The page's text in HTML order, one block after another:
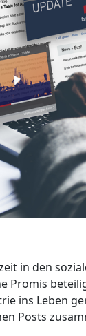
in den
Promis
ins Leben
Posts